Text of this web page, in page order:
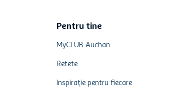
Pentru tine
MyCLUB Auchan
Retete
Inspirație pentru fiecare